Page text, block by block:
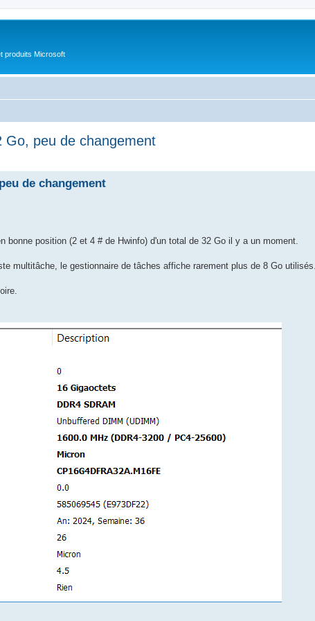
produits Microsoft
Go, peu de changement
de changement
position (2 et 4 # de Hwinfo) d'un total de 32 Go il y a un moment.
multitâche, le gestionnaire de tâches affiche rarement plus de 8 Go utilisés..